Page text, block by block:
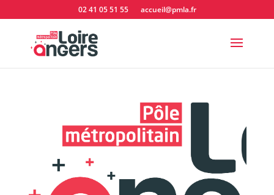
02 41 05 51 55 accueil@pmla.fr